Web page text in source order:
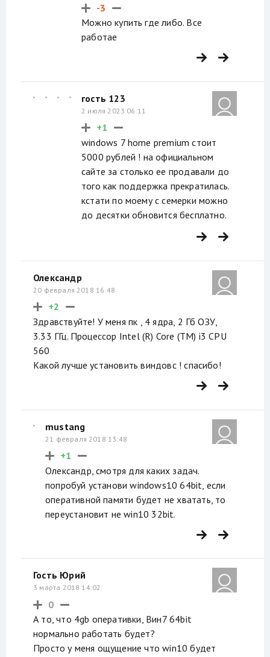
-3
Можно купить где либо. Все
работае
гость 123
2 июля 2023 06:11
+1
windows 7 home premium стоит
5000 рублей ! на официальном
сайте за столько ее продавали до
того как поддержка прекратилась.
кстати по моему с семерки можно
до десятки обновится бесплатно.
Олександр
20 февраля 2018 16:48
+2
Здравствуйте! У меня пк , 4 ядра, 2 Гб ОЗУ,
3.33 ГГц. Процессор Intel (R) Core (TM) i3 CPU
560
Какой лучше установить виндовс ! спасибо!
mustang
21 февраля 2018 13:48
+1
Олександр, смотря для каких задач.
попробуй установи windows10 64bit, если
оперативной памяти будет не хватать, то
переустановит не win10 32bit.
Гость Юрий
3 марта 2018 14:02
0
А то, что 4gb оперативки, Вин7 64bit
нормально работать будет?
Просто у меня ощущение что win10 будет